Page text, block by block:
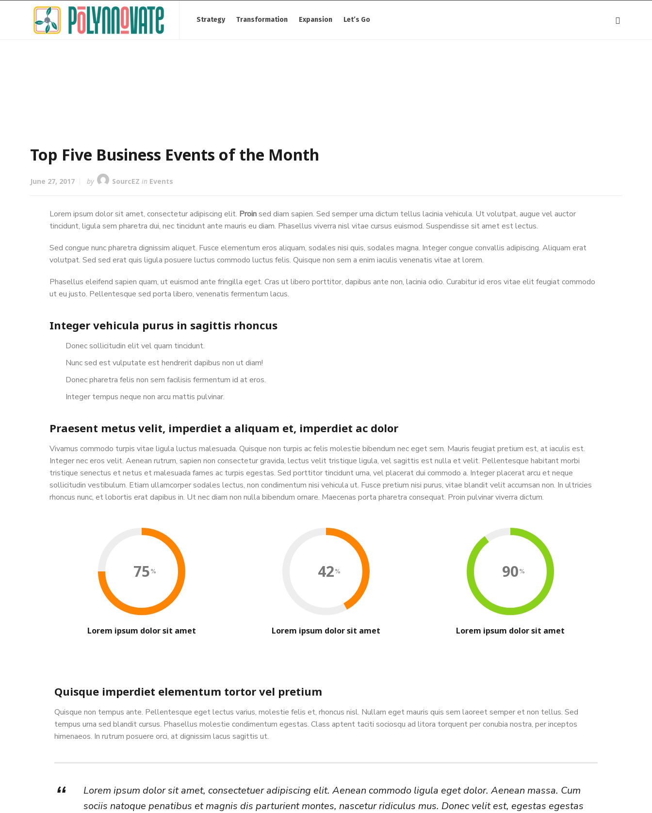
Strategy Transformation Expansion Let’s Go
Top Five Business Events of the Month
June 27, 2017 by SourcEZ in Events
Lorem ipsum dolor sit amet, consectetur adipiscing elit. Proinsed diam sapien. Sed semper urna dictum tellus lacinia vehicula. Ut volutpat, augue vel auctor
tincidunt, ligula sem pharetra dui, nec tincidunt ante mauris eu diam. Phasellus viverra nisl vitae cursus euismod. Suspendisse sit amet est lectus.
Sed congue nunc pharetra dignissim aliquet. Fusce elementum eros aliquam, sodales nisi quis, sodales magna. Integer congue convallis adipiscing. Aliquam erat
volutpat. Sed sed erat quis ligula posuere luctus commodo luctus felis. Quisque non sem a enim iaculis venenatis vitae at lorem.
Phasellus eleifend sapien quam, ut euismod ante fringilla eget. Cras ut libero porttitor, dapibus ante non, lacinia odio. Curabitur id eros vitae elit feugiat commodo
ut eu justo. Pellentesque sed porta libero, venenatis fermentum lacus.
Integer vehicula purus in sagittis rhoncus
Donec sollicitudin elit vel quam tincidunt.
Nunc sed est vulputate est hendrerit dapibus non ut diam!
Donec pharetra felis non sem facilisis fermentum id at eros.
Integer tempus neque non arcu mattis pulvinar.
Praesent metus velit, imperdiet a aliquam et, imperdiet ac dolor
Vivamus commodo turpis vitae ligula luctus malesuada. Quisque non turpis ac felis molestie bibendum nec eget sem. Mauris feugiat pretium est, at iaculis est.
Integer nec eros velit. Aenean rutrum, sapien non consectetur gravida, lectus velit tristique ligula, vel sagittis est nulla et velit. Pellentesque habitant morbi
tristique senectus et netus et malesuada fames ac turpis egestas. Sed porttitor tincidunt urna, vel placerat dui commodo a. Integer placerat arcu et neque
sollicitudin vestibulum. Etiam ullamcorper sodales lectus, non condimentum nisi vehicula ut. Fusce pretium nisi purus, vitae blandit velit accumsan non. In ultricies
rhoncus nunc, et lobortis erat dapibus in. Ut nec diam non nulla bibendum ornare. Maecenas porta pharetra consequat. Proin pulvinar viverra dictum.
75
Lorem ipsum dolor sit amet
42
Lorem ipsum dolor sit amet
90
Lorem ipsum dolor sit amet
Quisque imperdiet elementum tortor vel pretium
Quisque non tempus ante. Pellentesque eget lectus varius, molestie felis et, rhoncus nisl. Nullam eget mauris quis sem laoreet semper et non tellus. Sed
tempus urna sed blandit cursus. Phasellus molestie condimentum egestas. Class aptent taciti sociosqu ad litora torquent per conubia nostra, per inceptos
himenaeos. In rutrum posuere orci, at dignissim lacus sagittis ut.
Lorem ipsum dolor sit amet, consectetuer adipiscing elit. Aenean commodo ligula eget dolor. Aenean massa. Cum
sociis natoque penatibus et magnis dis parturient montes, nascetur ridiculus mus. Donec velit est, egestas egestas